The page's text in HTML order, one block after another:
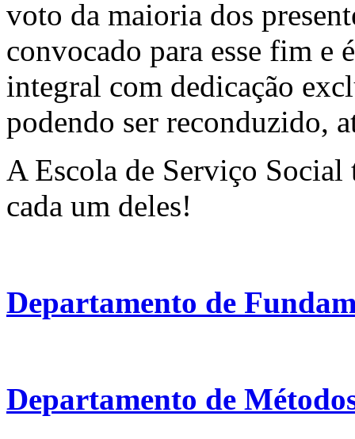
voto da maioria dos
convocado para esse fim e
integral com dedicação
podendo ser reconduzido,
A Escola de Serviço Social
cada um deles!
Departamento de
Departamento de